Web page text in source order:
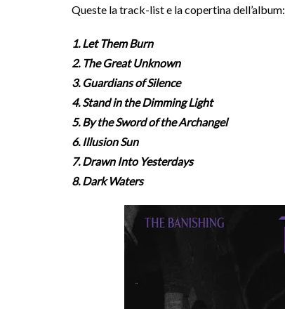
Queste la track-list e la copertina dell’album:
1. Let Them Burn
2. The Great Unknown
3. Guardians of Silence
4. Stand in the Dimming Light
5. By the Sword of the Archangel
6. Illusion Sun
7. Drawn Into Yesterdays
8. Dark Waters